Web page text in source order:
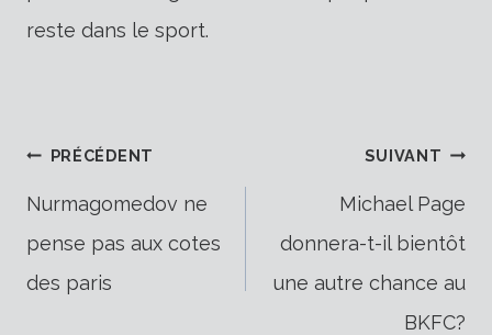
reste dans le sport.
Navigation
de
PRÉCÉDENT
Nurmagomedov ne
pense pas aux cotes
des paris
SUIVANT
Michael Page
donnera-t-il bientôt
une autre chance au
BKFC?